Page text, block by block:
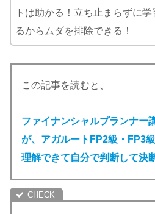
トは助かる！立ち止まらずに
るからムダを排除できる！
この記事を読むと、
ファイナンシャルプランナー
が、アガルート FP2級・FP3級
理解できて自分で判断して決